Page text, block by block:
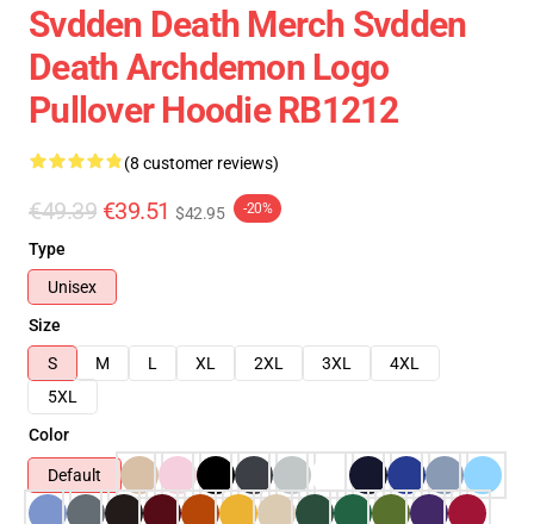
Svdden Death Merch Svdden
Death Archdemon Logo
Pullover Hoodie RB1212
(8 customer reviews)
€49.39 €39.51 $42.95 -20%
Type
Unisex
Size
S
M L XL 2XL 3XL
4XL
5XL
Color
Default